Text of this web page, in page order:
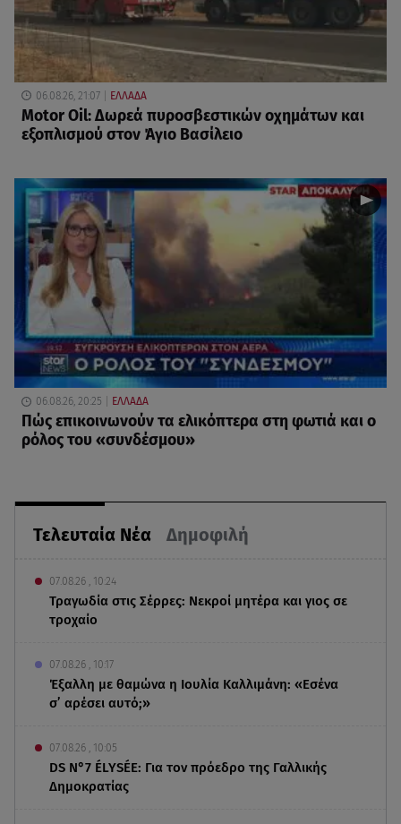
Τελευταία Νέα Δημοφιλή
07.08.26 , 10:24
Τραγωδία στις Σέρρες: Νεκροί μητέρα και γιος σε
τροχαίο
07.08.26 , 10:17
Έξαλλη με θαμώνα η Ιουλία Καλλιμάνη: «Εσένα
σ’ αρέσει αυτό;»
07.08.26 , 10:05
DS N°7 ÉLYSÉE: Για τον πρόεδρο της Γαλλικής
Δημοκρατίας
06.08.26, 21:07 ΕΛΛΑΔΑ
Motor Oil: Δωρεά πυροσβεστικών οχημάτων και
εξοπλισμού στον Άγιο Βασίλειο
06.08.26, 20:25 ΕΛΛΑΔΑ
Πώς επικοινωνούν τα ελικόπτερα στη φωτιά και ο
ρόλος του «συνδέσμου»